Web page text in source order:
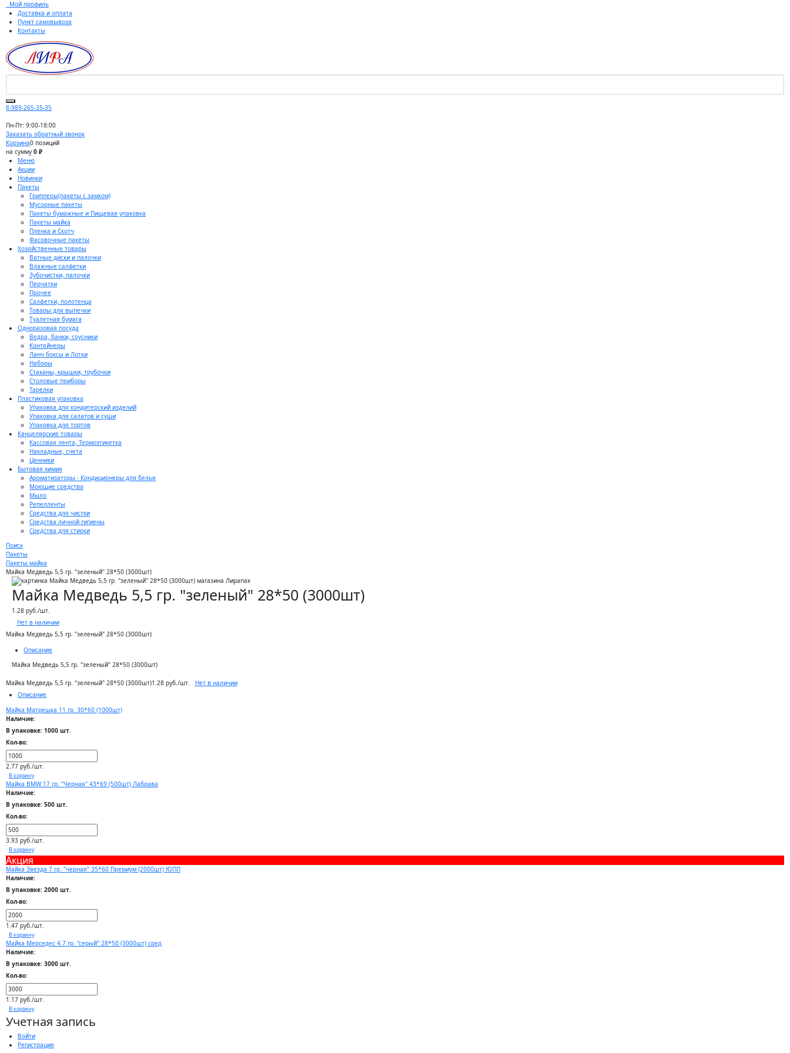
Мой профиль
Доставка и оплата
Пункт самовывоза
Контакты
8-989-265-35-35
Пн-Пт: 9:00-18:00
Заказать обратный звонок
Корзина0 позиций
на сумму 0 ₽
Меню
Акции
Новинки
Пакеты
Грипперы(пакеты с замком)
Мусорные пакеты
Пакеты бумажные и Пищевая упаковка
Пакеты майка
Пленка и Скотч
Фасовочные пакеты
Хозяйственные товары
Ватные диски и палочки
Влажные салфетки
Зубочистки, палочки
Перчатки
Прочее
Салфетки, полотенца
Товары для выпечки
Туалетная бумага
Одноразовая посуда
Ведра, банки, соусники
Контейнеры
Ланч боксы и Лотки
Наборы
Стаканы, крышки, трубочки
Столовые приборы
Тарелки
Пластиковая упаковка
Упаковка для кондитерский изделий
Упаковка для салатов и суши
Упаковка для тортов
Канцелярские товары
Кассовая лента, Термоэтикетка
Накладные, счета
Ценники
Бытовая химия
Ароматизаторы - Кондиционеры для белья
Моющие средства
Мыло
Репелленты
Средства для чистки
Средства личной гигиены
Средства для стирки
Поиск
Пакеты
Пакеты майка
Майка Медведь 5,5 гр. "зеленый" 28*50 (3000шт)
Майка Медведь 5,5 гр. "зеленый" 28*50 (3000шт)
1.28 руб./шт.
Нет в наличии
Майка Медведь 5,5 гр. "зеленый" 28*50 (3000шт)
Описание
Майка Медведь 5,5 гр. "зеленый" 28*50 (3000шт)
Майка Медведь 5,5 гр. "зеленый" 28*50 (3000шт)1.28 руб./шт.
Нет в наличии
Описание
Майка Матрешка 11 гр. 30*60 (1000шт)
Наличие:
В упаковке: 1000 шт.
Кол-во:
2.77 руб./шт.
В корзину
Майка BMW 17 гр. "Черная" 43*69 (500шт) Лабрава
Наличие:
В упаковке: 500 шт.
Кол-во:
3.93 руб./шт.
В корзину
Акция
Майка Звезда 7 гр. "черная" 35*60 Премиум (2000шт) ЮПП
Наличие:
В упаковке: 2000 шт.
Кол-во:
1.47 руб./шт.
В корзину
Майка Мерседес 4.7 гр. "серый" 28*50 (3000шт) сред
Наличие:
В упаковке: 3000 шт.
Кол-во:
1.17 руб./шт.
В корзину
Учетная запись
Войти
Регистрация